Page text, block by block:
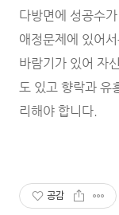
다방면에 성공수
애정문제에 있어
바람기가 있어 자
도 있고 향락과 유
리해야 합니다.
공감